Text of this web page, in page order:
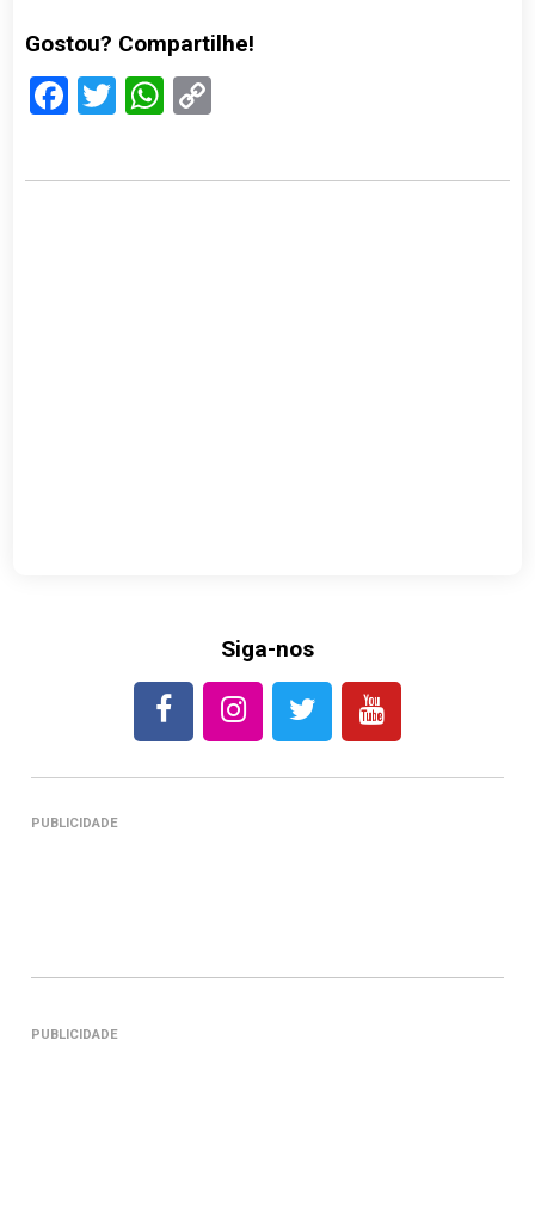
Gostou? Compartilhe!
Facebook
TwitterWhatsApp
Siga-nos
PUBLICIDADE
PUBLICIDADE